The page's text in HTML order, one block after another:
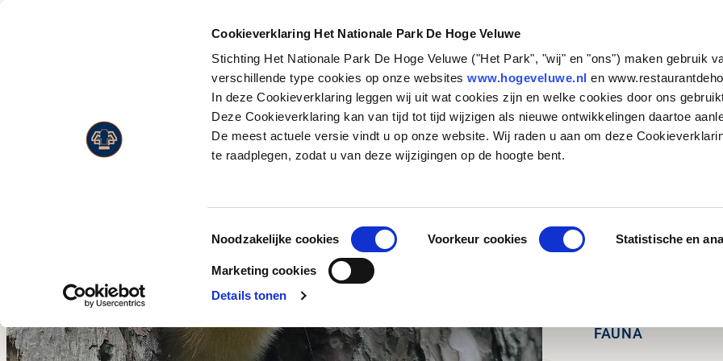
Cookieverklaring Het Nationale Park De Hoge Veluwe
Stichting Het Nationale Park De Hoge Veluwe ("Het Park", "wij" en "ons") maken gebruik
verschillende type cookies op onze websiteswww.hogeveluwe.nl en
In deze Cookieverklaring leggen wij uit wat cookies zijn en welke cookies door ons
Deze Cookieverklaring kan van tijd tot tijd wijzigen als nieuwe ontwikkelingen daartoe
De meest actuele versie vindt u op onze website. Wij raden u aan om deze
te raadplegen, zodat u van deze wijzigingen op de hoogte bent.
Noodzakelijke cookies Voorkeur cookies Statistische en
Marketing cookies
Details tonen
BEZOEK
Route & adres
Activiteiten
Museonder
Jachthuis Sint Hubertus
Kröller-Müller Museum
Fietsen
Paardrijden
Zakelijk bezoek
Families en andere
groepen
Touroperators
Basisschool
Voortgezet Onderwijs
MBO, HBO en WO
Speciaal onderwijs
CULTUUR
Flora
Fauna
Landschappen
Live Wildcam
Historische verhalen
Kunst & Architectuur
Jachthuis Sint Hubertus
Kröller-Müller Museum
Natuurbeheer
Onderzoeken in het Park
Updates
Particulieren
Bedrijven
Fondsen en stichtingen
Organisatie
Werken bij
Stage lopen in
Jouw urn in het
Contact
FAUNA